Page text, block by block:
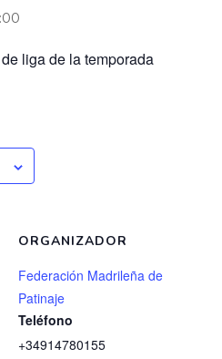
liga de la temporada
ORGANIZADOR
Federación Madrileña de
Patinaje
Teléfono
+34914780155